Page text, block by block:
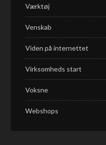
Værktøj
Venskab
Viden på internettet
Virksomheds start
Voksne
Webshops